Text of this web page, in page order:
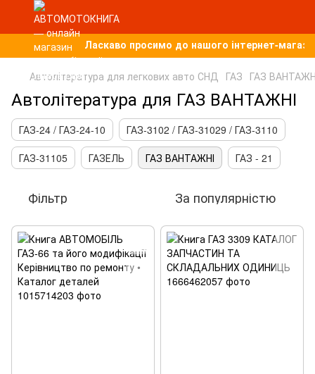
Ласкаво просимо до нашого інтернет-
Автолітература для легкових авто СНД ГАЗ ГАЗ
Автолітература для ГАЗ ВАНТАЖНІ
ГАЗ-24 / ГАЗ-24-10
ГАЗ-3102 / ГАЗ-31029 / ГАЗ-3110
ГАЗ-31105
ГАЗЕЛЬ ГАЗ ВАНТАЖНІ ГАЗ - 21
Фільтр За популярністю